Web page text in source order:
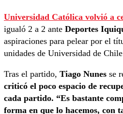
Universidad Católica volvió a
igualó 2 a 2 ante Deportes
aspiraciones para pelear por el
unidades de Universidad de
Tras el partido, Tiago Nunes se
criticó el poco espacio de
cada partido. “Es bastante
forma en que lo hacemos, con